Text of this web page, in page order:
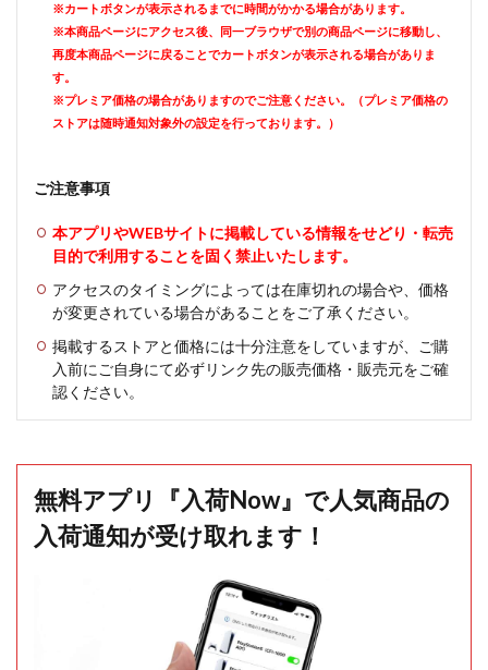
※カートボタンが表示されるまでに時間がかかる場合があります。
※本商品ページにアクセス後、同一ブラウザで別の商品ページに移動し、
再度本商品ページに戻ることでカートボタンが表示される場合がありま
す。
※プレミア価格の場合がありますのでご注意ください。（プレミア価格の
ストアは随時通知対象外の設定を行っております。）
ご注意事項
本アプリやWEBサイトに掲載している情報をせどり・転売
目的で利用することを固く禁止いたします。
アクセスのタイミングによっては在庫切れの場合や、価格
が変更されている場合があることをご了承ください。
掲載するストアと価格には十分注意をしていますが、ご購
入前にご自身にて必ずリンク先の販売価格・販売元をご確
認ください。
無料アプリ『入荷Now』で人気商品の
入荷通知が受け取れます！